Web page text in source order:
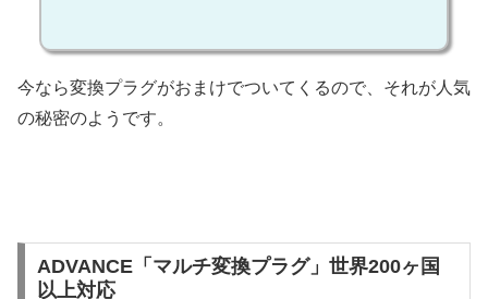
今なら変換プラグがおまけでついてくるので、それが人気
の秘密のようです。
ADVANCE「マルチ変換プラグ」世界200ヶ国
以上対応